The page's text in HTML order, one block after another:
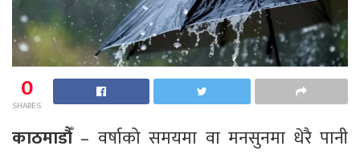
0
SHARES
काठमाडौँ – वर्षाको समयमा वा मनसुनमा धेरै पानी